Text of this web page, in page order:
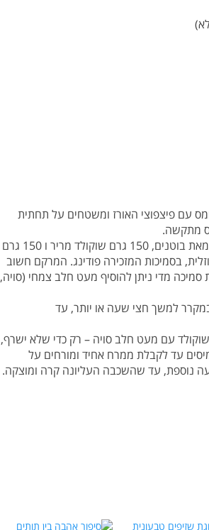
קוקוס מומס עם פיצפוצי האורז ומשטחים על תחתית
מתקשה.
מניחים בסיר חמאת בוטנים, 150 גרם שוקולד מריר ו 150 גרם
בסמיכות המזכירה פודינג. המרקם חשוב
מדי ניתן להוסיף מעט חלב צמחי (סויה,
למשך חצי שעה או יותר, עד
בסיר 200 גרם שוקולד עם מעט חלב סויה – רק כדי שלא ישרף,
עד לקבלת ממרח אחיד ומורחים על
נוספת, עד שהשכבה העליונה קרה ומוצקה.